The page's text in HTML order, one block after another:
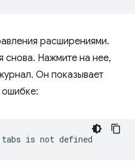
расширениями.
снова. Нажмите на нее,
Он показывает